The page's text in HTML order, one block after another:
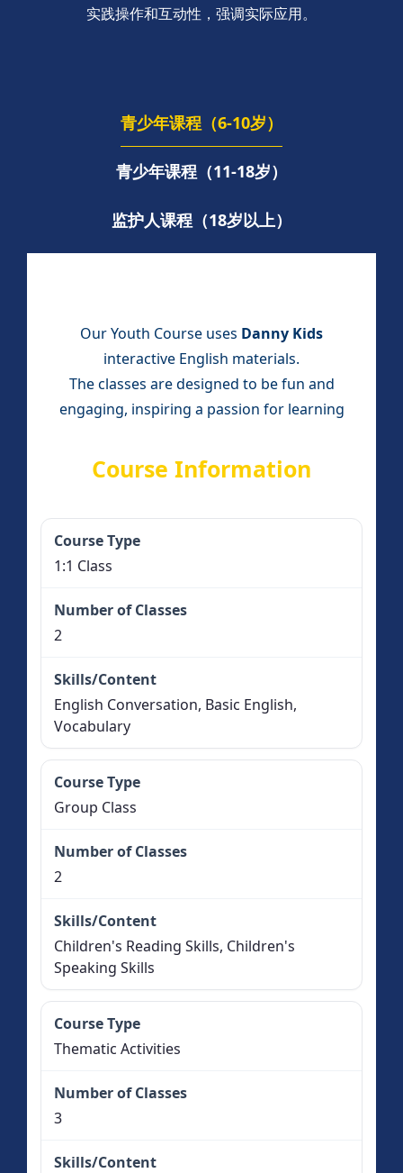
实践操作和互动性，强调实际应用。
青少年课程（6-10岁）
青少年课程（11-18岁）
监护人课程（18岁以上）
Our Youth Course uses Danny Kids
interactive English materials.
The classes are designed to be fun and
engaging, inspiring a passion for learning
Course Information
1:1 Class
2
English Conversation, Basic English,
Vocabulary
Group Class
2
Children's Reading Skills, Children's
Speaking Skills
Thematic Activities
3